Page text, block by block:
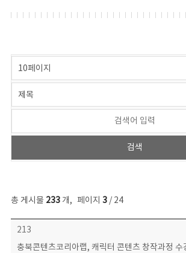
총 게시물 233개, 페이지 3/ 24
보도자료 목록 - 번호, 제목, 작성자, 파일, 조회수, 작성일 정보 제공
213
충북콘텐츠코리아랩, 캐릭터 콘텐츠 창작과정 수